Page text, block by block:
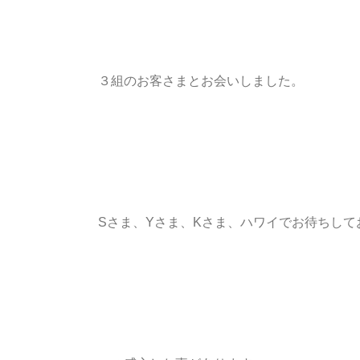
３組のお客さまとお会いしました。
Sさま、Yさま、Kさま、ハワイでお待ちして